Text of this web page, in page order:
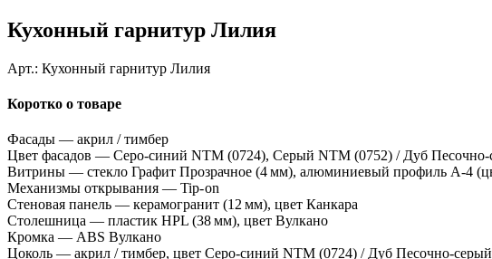
Кухонный гарнитур Лилия
Арт.: Кухонный гарнитур Лилия
Коротко о товаре
Фасады — акрил / тимбер
Цвет фасадов — Серо-синий NTM (0724), Cерый NTM (0752) / Дуб Песочно-
Витрины — стекло Графит Прозрачное (4 мм), алюминиевый профиль А-4
Механизмы открывания — Tip- on
Стеновая панель — керамогранит (12 мм), цвет Канкара
Столешница — пластик HPL (38 мм), цвет Вулкано
Кромка — ABS Вулкано
Цоколь — акрил / тимбер, цвет Серо-синий NTM (0724) / Дуб Песочно-серый